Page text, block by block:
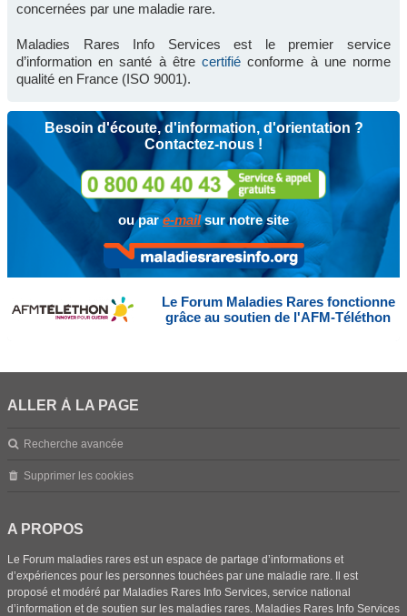
concernées par une maladie rare.
Maladies Rares Info Services est le premier service
d’information en santé à êtrecertifié conforme à une norme
qualité en France (ISO 9001).
Besoin d'écoute, d'information, d'orientation ?
Contactez-nous !
ou pare-mailsur notre site
Le Forum Maladies Rares fonctionne
grâce au soutien de l'AFM-Téléthon
ALLER À LA PAGE
Recherche avancée
Supprimer les cookies
A PROPOS
Le Forum maladies rares est un espace de partage d’informations et
d’expériences pour les personnes touchées par une maladie rare. Il est
proposé et modéré par Maladies Rares Info Services, service national
d’information et de soutien sur les maladies rares. Maladies Rares Info Services